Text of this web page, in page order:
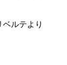
ルテより